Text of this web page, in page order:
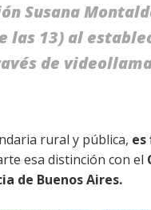
Susana
las 13) al
de
rural y pública,
esa distinción con el
de Buenos Aires.